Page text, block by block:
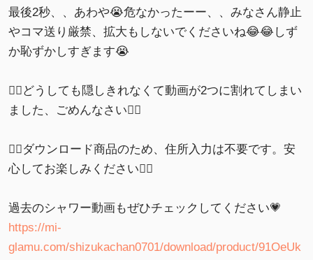
最後2秒、、あわや😭危なかったーー、、みなさん静止
やコマ送り厳禁、拡大もしないでくださいね😂😂しず
か恥ずかしすぎます😭
🙇‍♀️どうしても隠しきれなくて動画が2つに割れてしまい
ました、ごめんなさい🙇‍♀️
🙇‍♀️ダウンロード商品のため、住所入力は不要です。安
心してお楽しみください🙇‍♀️
過去のシャワー動画もぜひチェックしてください💗
https://mi-
glamu.com/shizukachan0701/download/product/91OeUk